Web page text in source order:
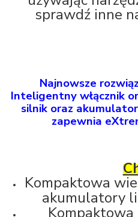
sprawdź inne
Najnowsze
Inteligentny włącznik
silnik oraz
zapewnia
Kompaktowa
akumulatory